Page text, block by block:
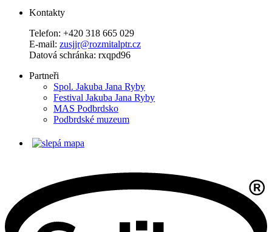
Kontakty
Telefon: +420 318 665 029
E-mail: zusjjr@rozmitalptr.cz
Datová schránka: rxqpd96
Partneři
Spol. Jakuba Jana Ryby
Festival Jakuba Jana Ryby
MAS Podbrdsko
Podbrdské muzeum